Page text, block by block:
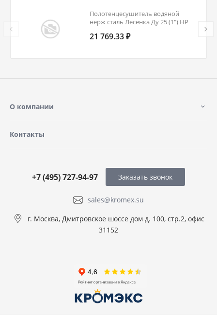
Полотенцесушитель водяной
нерж сталь Лесенка Ду 25 (1") НР
подключение в/к соединитель
21 769.33 ₽
О компании
Контакты
sales@kromex.su
+7 (495) 727-94-97
г. Москва, Дмитровское шоссе дом д. 100, стр.2, офис
31152
Заказать звонок